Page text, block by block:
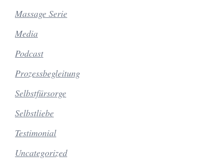
Massage Serie
Media
Podcast
Prozessbegleitung
Selbstfürsorge
Selbstliebe
Testimonial
Uncategorized